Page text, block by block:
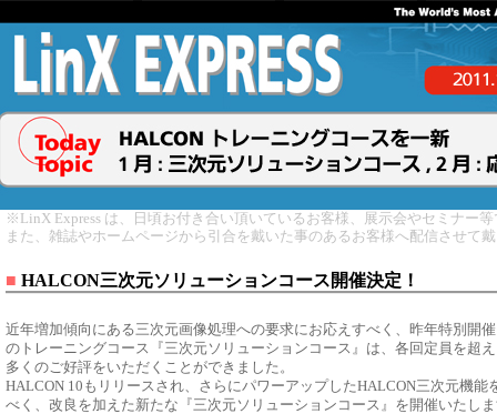
※LinX Express は、日頃お付き合い頂いているお客様、展示会やセミナー
また、雑誌やホームページから引合を戴いた事のあるお客様へ配信させて
■ HALCON三次元ソリューションコース開催決定！
近年増加傾向にある三次元画像処理への要求にお応えすべく、昨年特別開
のトレーニングコース『三次元ソリューションコース』は、各回定員を超
多くのご好評をいただくことができました。
HALCON 10もリリースされ、さらにパワーアップしたHALCON三次元機能
べく、改良を加えた新たな『三次元ソリューションコース』を開催いたし